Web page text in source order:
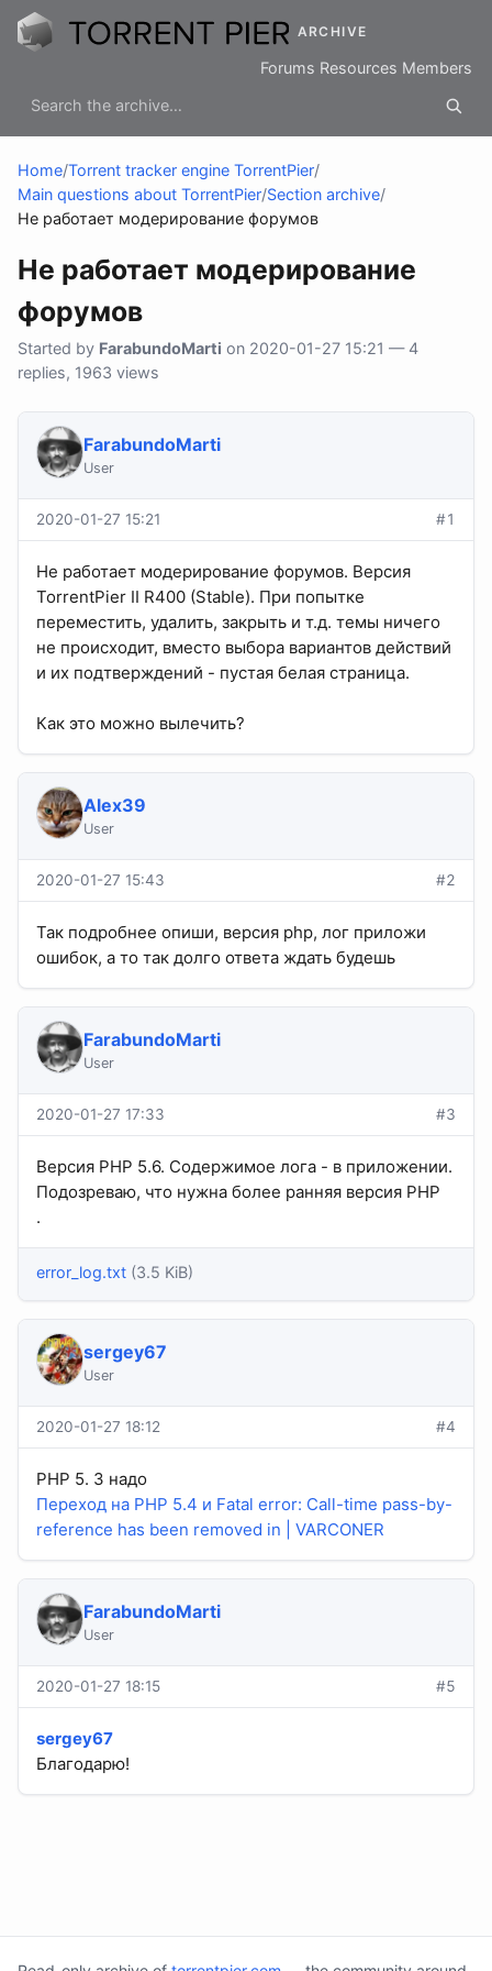
ARCHIVE
Forums Resources Members
Home/Torrent tracker engine TorrentPier/
Main questions about TorrentPier/Section archive/
Не работает модерирование форумов
Не работает модерирование
форумов
Started by FarabundoMarti on 2020-01-27 15:21 — 4
replies, 1963 views
FarabundoMarti
User
2020-01-27 15:21 #1
Не работает модерирование форумов. Версия
TorrentPier II R400 (Stable). При попытке
переместить, удалить, закрыть и т.д. темы ничего
не происходит, вместо выбора вариантов действий
и их подтверждений - пустая белая страница.
Как это можно вылечить?
Alex39
User
2020-01-27 15:43 #2
Так подробнее опиши, версия php, лог приложи
ошибок, а то так долго ответа ждать будешь
FarabundoMarti
User
2020-01-27 17:33 #3
Версия PHP 5.6. Содержимое лога - в приложении.
Подозреваю, что нужна более ранняя версия PHP
.
error_log.txt (3.5 KiB)
sergey67
User
2020-01-27 18:12 #4
PHP 5. 3 надо
Переход на PHP 5.4 и Fatal error: Call-time pass-by-
reference has been removed in | VARCONER
FarabundoMarti
User
2020-01-27 18:15 #5
sergey67
Благодарю!